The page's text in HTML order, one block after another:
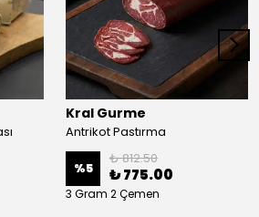
Kral Gurme
Antrikot Pastırma
%5
₺ 812.50
₺ 775.00
3 Gram 2 Çemen